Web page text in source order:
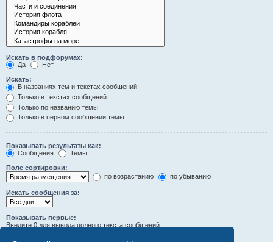
Искать в подфорумах:
Да
Нет
Искать:
В названиях тем и текстах сообщений
Только в текстах сообщений
Только по названию темы
Только в первом сообщении темы
Показывать результаты как:
Сообщения
Темы
Поле сортировки:
по возрастанию
по убыванию
Искать сообщения за:
Показывать первые:
Введите 0 для вывода полного текста сообщений.